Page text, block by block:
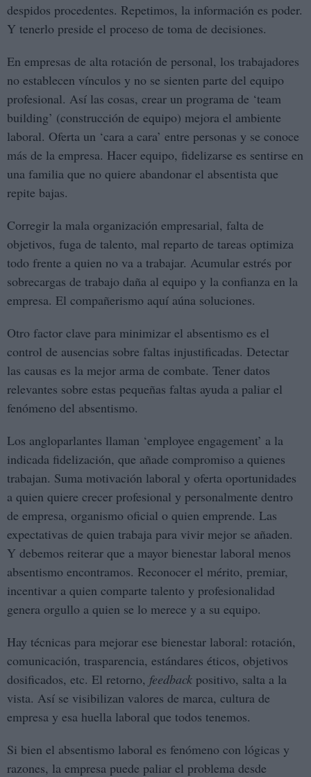
despidos procedentes. Repetimos, la información es poder.
Y tenerlo preside el proceso de toma de decisiones.
En empresas de alta rotación de personal, los trabajadores
no establecen vínculos y no se sienten parte del equipo
profesional. Así las cosas, crear un programa de ‘team
building’ (construcción de equipo) mejora el ambiente
laboral. Oferta un ‘cara a cara’ entre personas y se conoce
más de la empresa. Hacer equipo, fidelizarse es sentirse en
una familia que no quiere abandonar el absentista que
repite bajas.
Corregir la mala organización empresarial, falta de
objetivos, fuga de talento, mal reparto de tareas optimiza
todo frente a quien no va a trabajar. Acumular estrés por
sobrecargas de trabajo daña al equipo y la confianza en la
empresa. El compañerismo aquí aúna soluciones.
Otro factor clave para minimizar el absentismo es el
control de ausencias sobre faltas injustificadas. Detectar
las causas es la mejor arma de combate. Tener datos
relevantes sobre estas pequeñas faltas ayuda a paliar el
fenómeno del absentismo.
Los angloparlantes llaman ‘employee engagement’ a la
indicada fidelización, que añade compromiso a quienes
trabajan. Suma motivación laboral y oferta oportunidades
a quien quiere crecer profesional y personalmente dentro
de empresa, organismo oficial o quien emprende. Las
expectativas de quien trabaja para vivir mejor se añaden.
Y debemos reiterar que a mayor bienestar laboral menos
absentismo encontramos. Reconocer el mérito, premiar,
incentivar a quien comparte talento y profesionalidad
genera orgullo a quien se lo merece y a su equipo.
Hay técnicas para mejorar ese bienestar laboral: rotación,
comunicación, trasparencia, estándares éticos, objetivos
dosificados, etc. El retorno, feedback positivo, salta a la
vista. Así se visibilizan valores de marca, cultura de
empresa y esa huella laboral que todos tenemos.
Si bien el absentismo laboral es fenómeno con lógicas y
razones, la empresa puede paliar el problema desde